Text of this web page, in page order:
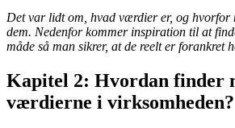
Det var lidt om, hvad værdier er, og hvorfor
dem. Nedenfor kommer inspiration til at
måde så man sikrer, at de reelt er forankret
Kapitel 2: Hvordan finder
værdierne i virksomheden?